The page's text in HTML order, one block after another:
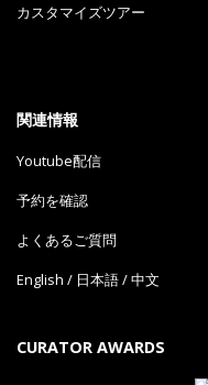
カスタマイズツアー
関連情報
Youtube配信
予約を確認
よくあるご質問
English / 日本語/中文
CURATOR AWARDS